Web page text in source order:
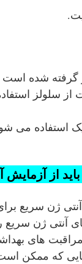
از سلولز
استفاده می
از
ژن سریع
آنتی ژن سریع
های
که ممکن